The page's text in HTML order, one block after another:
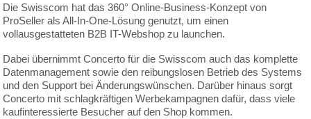
Die Swisscom hat das 360° Online-Business-Konzept von
ProSeller als All-In-One-Lösung genutzt, um einen
vollausgestatteten B2B IT-Webshop zu launchen.
Dabei übernimmt Concerto für die Swisscom auch das komplette
Datenmanagement sowie den reibungslosen Betrieb des Systems
und den Support bei Änderungswünschen. Darüber hinaus sorgt
Concerto mit schlagkräftigen Werbekampagnen dafür, dass viele
kaufinteressierte Besucher auf den Shop kommen.